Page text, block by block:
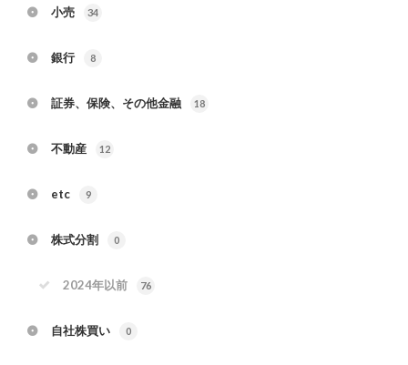
小売 34
銀行 8
証券、保険、その他金融 18
不動産 12
etc 9
株式分割 0
2024年以前 76
自社株買い 0